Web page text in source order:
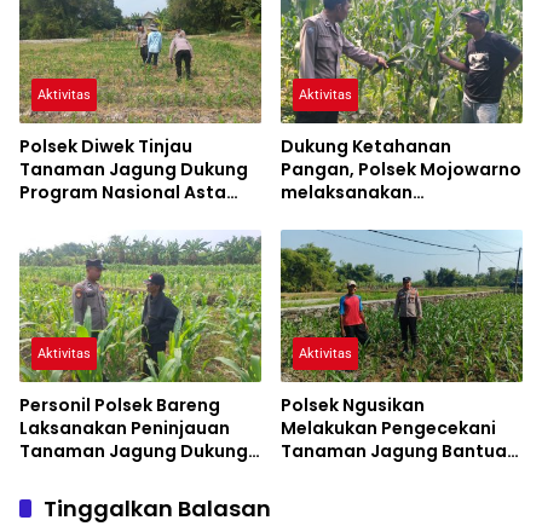
Aktivitas
Polsek Diwek Tinjau
Tanaman Jagung Dukung
Program Nasional Asta
Aktivitas
Dukung Ketahanan
Pangan, Polsek Mojowarno
melaksanakan
Jagung
Aktivitas
Personil Polsek Bareng
Laksanakan Peninjauan
Tanaman Jagung Dukung
Pangan
Aktivitas
Polsek Ngusikan
Melakukan Pengecekani
Tanaman Jagung Bantuan
Tinggalkan Balasan